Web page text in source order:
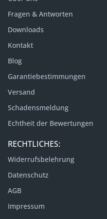
Fragen & Antworten
Downloads
Kontakt
Blog
Garantiebestimmungen
Versand
Schadensmeldung
Echtheit der Bewertungen
RECHTLICHES:
Widerrufsbelehrung
Datenschutz
AGB
Impressum